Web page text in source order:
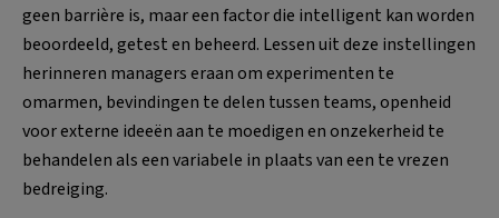
geen barrière is, maar een factor die intelligent kan worden
beoordeeld, getest en beheerd. Lessen uit deze instellingen
herinneren managers eraan om experimenten te
omarmen, bevindingen te delen tussen teams, openheid
voor externe ideeën aan te moedigen en onzekerheid te
behandelen als een variabele in plaats van een te vrezen
bedreiging.